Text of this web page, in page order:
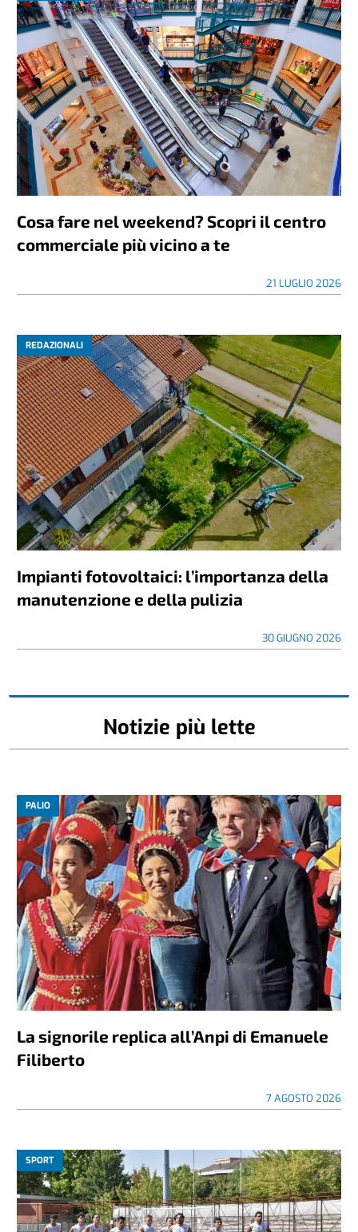
Cosa fare nel weekend? Scopri il centro
commerciale più vicino a te
21 LUGLIO 2026
REDAZIONALI
Impianti fotovoltaici: l’importanza della
manutenzione e della pulizia
30 GIUGNO 2026
Notizie più lette
PALIO
La signorile replica all’Anpi di Emanuele
Filiberto
7 AGOSTO 2026
SPORT